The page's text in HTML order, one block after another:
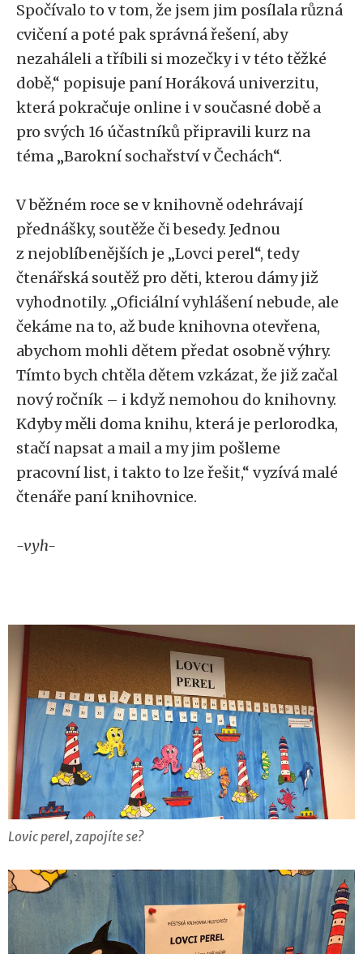
Spočívalo to v tom, že jsem jim posílala různá
cvičení a poté pak správná řešení, aby
nezaháleli a tříbili si mozečky i v této těžké
době,“ popisuje paní Horáková univerzitu,
která pokračuje online i v současné době a
pro svých 16 účastníků připravili kurz na
téma „Barokní sochařství v Čechách“.
V běžném roce se v knihovně odehrávají
přednášky, soutěže či besedy. Jednou
z nejoblíbenějších je „Lovci perel“, tedy
čtenářská soutěž pro děti, kterou dámy již
vyhodnotily. „Oficiální vyhlášení nebude, ale
čekáme na to, až bude knihovna otevřena,
abychom mohli dětem předat osobně výhry.
Tímto bych chtěla dětem vzkázat, že již začal
nový ročník – i když nemohou do knihovny.
Kdyby měli doma knihu, která je perlorodka,
stačí napsat a mail a my jim pošleme
pracovní list, i takto to lze řešit,“ vyzívá malé
čtenáře paní knihovnice.
-vyh-
Lovic perel, zapojíte se?